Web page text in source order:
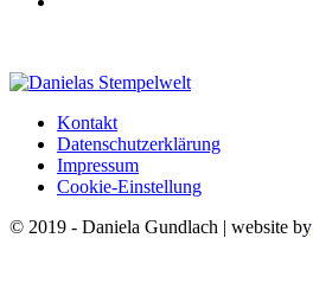
Kontakt
Datenschutzerklärung
Impressum
Cookie-Einstellung
© 2019 - Daniela Gundlach | website by